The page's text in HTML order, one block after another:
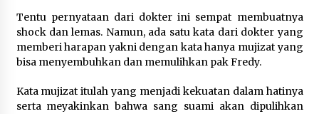
Tentu pernyataan dari dokter ini sempat membuatnya
shock dan lemas. Namun, ada satu kata dari dokter yang
memberi harapan yakni dengan kata hanya mujizat yang
bisa menyembuhkan dan memulihkan pak Fredy.
Kata mujizat itulah yang menjadi kekuatan dalam hatinya
serta meyakinkan bahwa sang suami akan dipulihkan